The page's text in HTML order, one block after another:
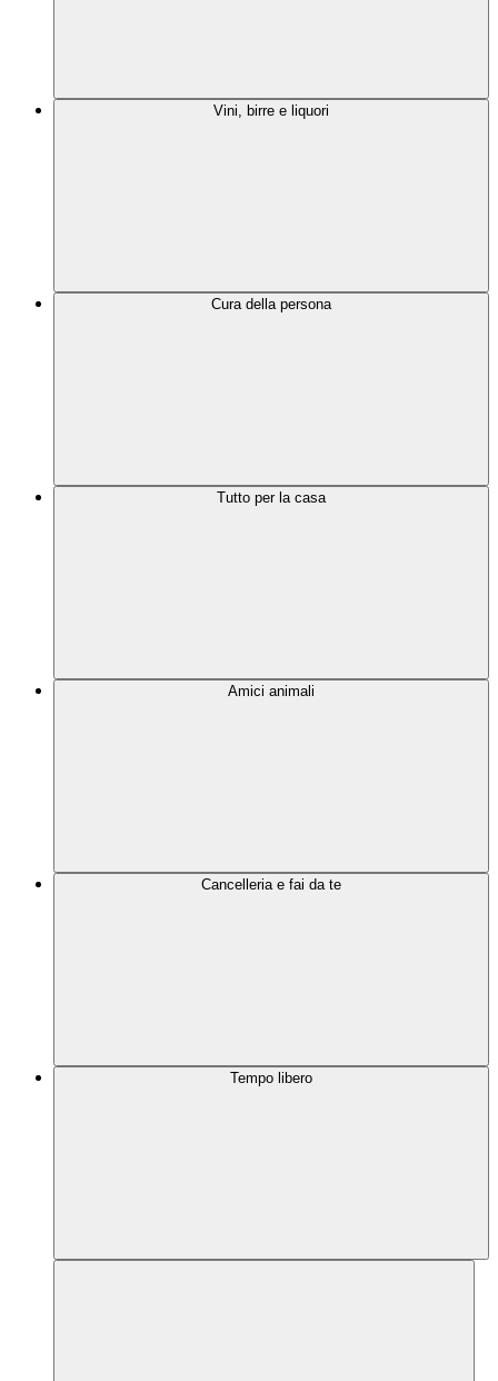
Vini, birre e liquori
Cura della persona
Tutto per la casa
Amici animali
Cancelleria e fai da te
Tempo libero